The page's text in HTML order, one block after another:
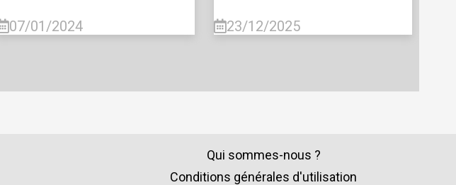
07/01/2024 23/12/2025
Qui sommes-nous ?
Conditions générales d'utilisation